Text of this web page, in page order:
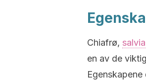
Chiafrø,
en av de